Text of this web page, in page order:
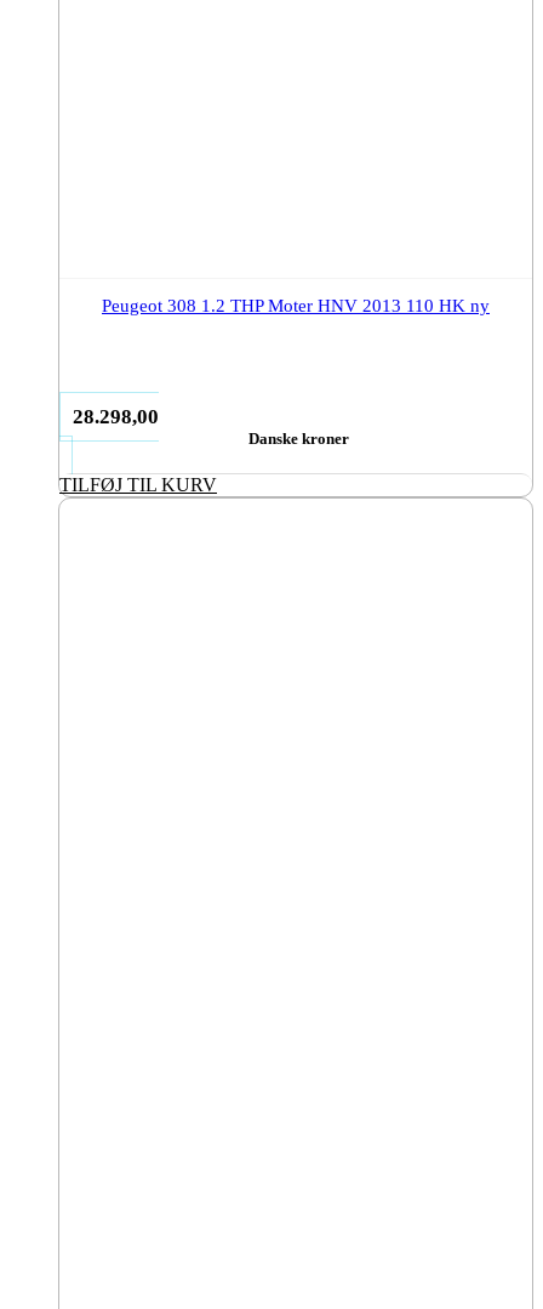
Peugeot 308 1.2 THP Moter HNV 2013 110 HK ny
28.298,00
Danske kroner
TILFØJ TIL KURV